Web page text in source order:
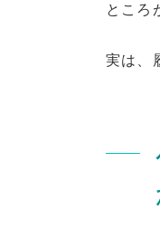
ところ
実は、